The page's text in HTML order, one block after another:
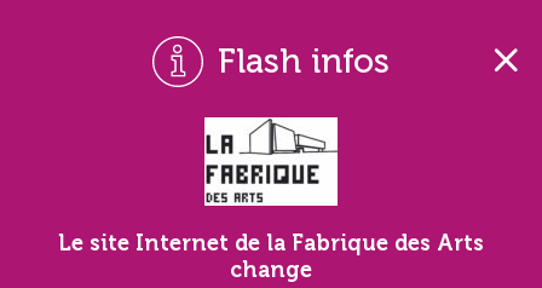
Flash infos
Le site Internet de la Fabrique des Arts
change